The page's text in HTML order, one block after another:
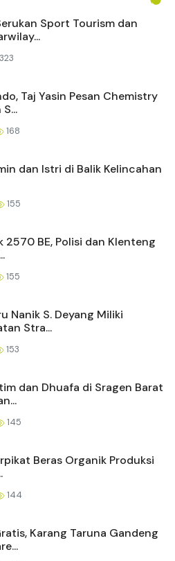
Sport Tourism dan
323
Taj Yasin Pesan Chemistry
168
dan Istri di Balik Kelincahan
155
2570 BE, Polisi dan Klenteng
155
Nanik S. Deyang Miliki
Stra...
153
dan Dhuafa di Sragen Barat
145
Beras Organik Produksi
144
Karang Taruna Gandeng